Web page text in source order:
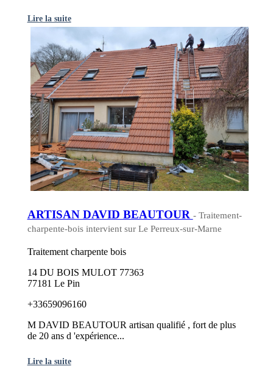
Lire la suite
ARTISAN DAVID BEAUTOUR - Traitement-
charpente-bois intervient sur Le Perreux-sur-Marne
Traitement charpente bois
14 DU BOIS MULOT 77363
77181 Le Pin
+33659096160
M DAVID BEAUTOUR artisan qualifié , fort de plus
de 20 ans d 'expérience...
Lire la suite